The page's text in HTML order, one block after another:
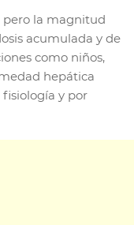
pero la magnitud
acumulada y de
como niños,
hepática
fisiología y por